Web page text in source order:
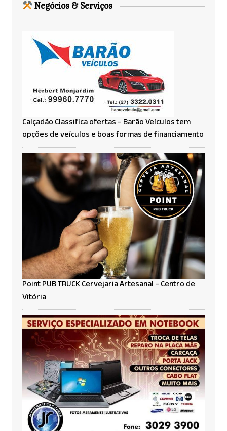
Negócios & Serviços
Calçadão Classifica ofertas – Barão Veículos tem
opções de veículos e boas formas de financiamento
Point PUB TRUCK Cervejaria Artesanal – Centro de
Vitória